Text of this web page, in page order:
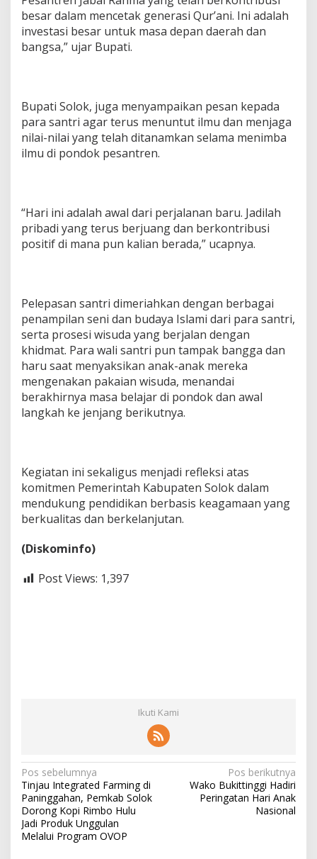
besar dalam mencetak generasi Qur’ani. Ini adalah
investasi besar untuk masa depan daerah dan
bangsa,” ujar Bupati.
Bupati Solok, juga menyampaikan pesan kepada
para santri agar terus menuntut ilmu dan menjaga
nilai-nilai yang telah ditanamkan selama menimba
ilmu di pondok pesantren.
“Hari ini adalah awal dari perjalanan baru. Jadilah
pribadi yang terus berjuang dan berkontribusi
positif di mana pun kalian berada,” ucapnya.
Pelepasan santri dimeriahkan dengan berbagai
penampilan seni dan budaya Islami dari para santri,
serta prosesi wisuda yang berjalan dengan
khidmat. Para wali santri pun tampak bangga dan
haru saat menyaksikan anak-anak mereka
mengenakan pakaian wisuda, menandai
berakhirnya masa belajar di pondok dan awal
langkah ke jenjang berikutnya.
Kegiatan ini sekaligus menjadi refleksi atas
komitmen Pemerintah Kabupaten Solok dalam
mendukung pendidikan berbasis keagamaan yang
berkualitas dan berkelanjutan.
(Diskominfo)
Post Views: 1,397
Ikuti Kami
N
a
v
i
Pos sebelumnya
Tinjau Integrated Farming di
Paninggahan, Pemkab Solok
Dorong Kopi Rimbo Hulu
Jadi Produk Unggulan
Melalui Program OVOP
Pos berikutnya
Wako Bukittinggi Hadiri
Peringatan Hari Anak
Nasional